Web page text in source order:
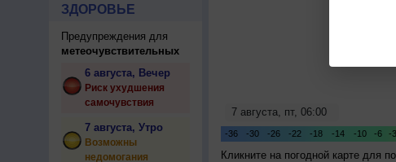
ЗДОРОВЬЕ
Предупреждения для
метеочувствительных
6 августа, Вечер
Риск ухудшения
самочувствия
7 августа, Утро
Возможны
недомогания
Кликните на погодной карте для